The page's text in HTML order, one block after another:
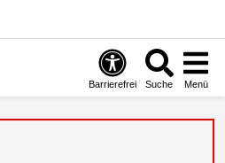
Barrierefrei Suche Menü